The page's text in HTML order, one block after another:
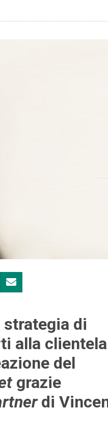
di
alla clientela
del
grazie
di